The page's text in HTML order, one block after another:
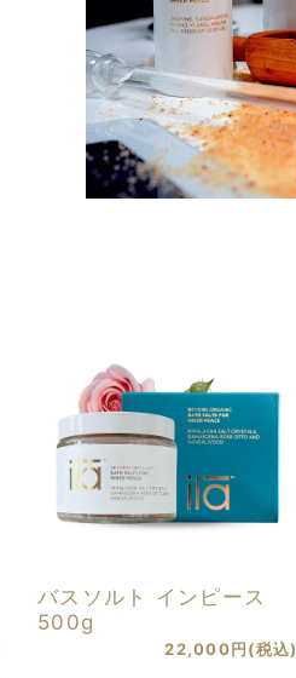
バスソルト インピース
500g
22,000円(税込)